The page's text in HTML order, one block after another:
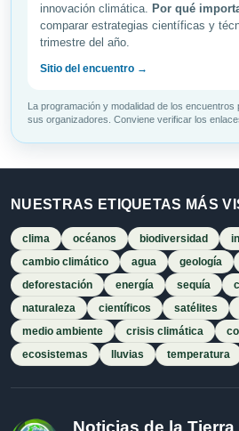
innovación climática. Por qué
comparar estrategias científicas y
trimestre del año.
Sitio del encuentro →
La programación y modalidad de los
sus organizadores. Conviene verificar los
NUESTRAS ETIQUETAS MÁS
clima océanos biodiversidad
cambio climático
agua geología
deforestación
energía sequía
naturaleza
científicos satélites
medio ambiente
crisis climática
ecosistemas
lluvias temperatura